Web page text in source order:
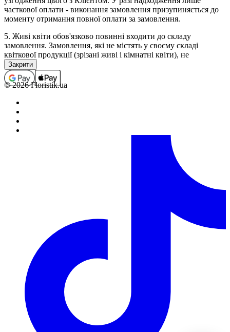
часткової оплати - виконання замовлення призупиняється до
моменту отримання повної оплати за замовлення.
5. Живі квіти обов'язково повинні входити до складу
замовлення. Замовлення, які не містять у своєму складі
квіткової продукції (зрізані живі і кімнатні квіти), не
приймаються, а помилково прийняті підлягають анулюванню
(з поверненням коштів, якщо замовлення було оплачено). В
окремих випадках виконання замовлень, які не містять у
попереднім погодженням з менеджером.
6. Повністю оформленим і прийнятим до виконання,
вважається замовлення зі статусом "Сплачено".
1. Кожному замовленню присвоюється певний статус, який
2. Статуси замовлень змінюються цілодобово в
автоматичному режимі. У зв'язку з великим навантаженням,
статуси замовлень на 14 лютого і 8 березня,новий рік
змінюються протягом 48 годин з моменту встановленої дати
його виконання.
3. Безпосереднє комплектування замовлення виконується за
кілька годин до зазначеного клієнтом часу доставки, якщо
замовлення було повністю оформлено, оплачено і прийнято у
роботу.
4. Клієнт може змінювати будь-яку інформаційну частину
замовлення до моменту підготовки замовлення (див. П.3.3) за
© 2026 Floristik.ua